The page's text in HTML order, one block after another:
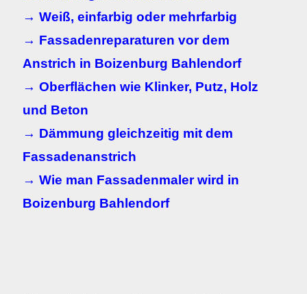
→ Weiß, einfarbig oder mehrfarbig
→ Fassadenreparaturen vor dem
Anstrich in Boizenburg Bahlendorf
→ Oberflächen wie Klinker, Putz, Holz
und Beton
→ Dämmung gleichzeitig mit dem
Fassadenanstrich
→ Wie man Fassadenmaler wird in
Boizenburg Bahlendorf